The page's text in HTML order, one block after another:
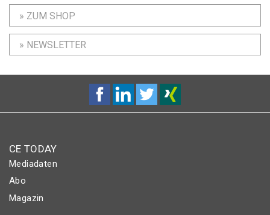
» ZUM SHOP
» NEWSLETTER
CE TODAY
Mediadaten
Abo
Magazin